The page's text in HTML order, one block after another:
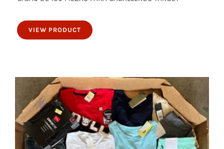
100 piezas para caballeros
VIEW PRODUCT